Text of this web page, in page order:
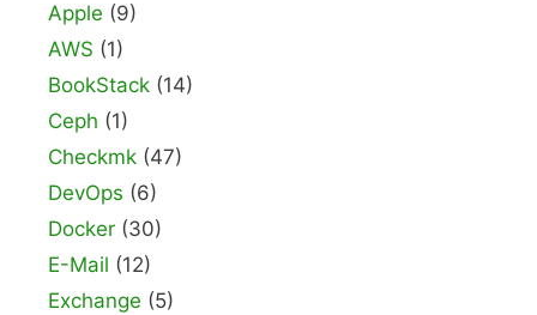
Apple (9)
AWS (1)
BookStack (14)
Ceph (1)
Checkmk (47)
DevOps (6)
Docker (30)
E-Mail (12)
Exchange (5)